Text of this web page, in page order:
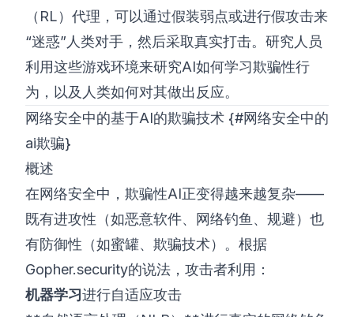
（RL）代理，可以通过假装弱点或进行假攻击来
“迷惑”人类对手，然后采取真实打击。研究人员
利用这些游戏环境来研究AI如何学习欺骗性行
为，以及人类如何对其做出反应。
网络安全中的基于AI的欺骗技术 {#网络安全中的
ai欺骗}
概述
在网络安全中，欺骗性AI正变得越来越复杂——
既有进攻性（如恶意软件、网络钓鱼、规避）也
有防御性（如蜜罐、欺骗技术）。根据
Gopher.security的说法，攻击者利用：
机器学习进行自适应攻击